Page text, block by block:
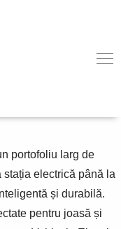
portofoliu larg de
electrică până la
și durabilă.
pentru joasă și